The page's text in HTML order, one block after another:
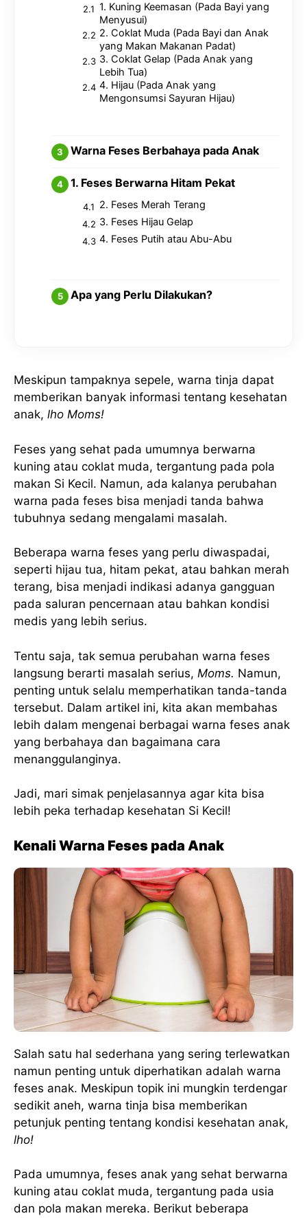
1. Kuning Keemasan (Pada Bayi yang
Menyusui)
2. Coklat Muda (Pada Bayi dan Anak
yang Makan Makanan Padat)
3. Coklat Gelap (Pada Anak yang
Lebih Tua)
4. Hijau (Pada Anak yang
Mengonsumsi Sayuran Hijau)
Warna Feses Berbahaya pada Anak
1. Feses Berwarna Hitam Pekat
2. Feses Merah Terang
3. Feses Hijau Gelap
4. Feses Putih atau Abu-Abu
Apa yang Perlu Dilakukan?
Meskipun tampaknya sepele, warna tinja dapat
memberikan banyak informasi tentang kesehatan
anak, lho Moms!
Feses yang sehat pada umumnya berwarna
kuning atau coklat muda, tergantung pada pola
makan Si Kecil. Namun, ada kalanya perubahan
warna pada feses bisa menjadi tanda bahwa
tubuhnya sedang mengalami masalah.
Beberapa warna feses yang perlu diwaspadai,
seperti hijau tua, hitam pekat, atau bahkan merah
terang, bisa menjadi indikasi adanya gangguan
pada saluran pencernaan atau bahkan kondisi
medis yang lebih serius.
Tentu saja, tak semua perubahan warna feses
langsung berarti masalah serius, Moms. Namun,
penting untuk selalu memperhatikan tanda-tanda
tersebut. Dalam artikel ini, kita akan membahas
lebih dalam mengenai berbagai warna feses anak
yang berbahaya dan bagaimana cara
menanggulanginya.
Jadi, mari simak penjelasannya agar kita bisa
lebih peka terhadap kesehatan Si Kecil!
Kenali Warna Feses pada Anak
Salah satu hal sederhana yang sering terlewatkan
namun penting untuk diperhatikan adalah warna
feses anak. Meskipun topik ini mungkin terdengar
sedikit aneh, warna tinja bisa memberikan
petunjuk penting tentang kondisi kesehatan anak,
lho!
Pada umumnya, feses anak yang sehat berwarna
kuning atau coklat muda, tergantung pada usia
dan pola makan mereka. Berikut beberapa